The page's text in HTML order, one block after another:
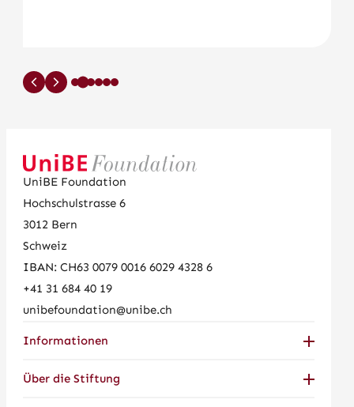
UniBE Foundation
Hochschulstrasse 6
3012 Bern
Schweiz
IBAN: CH63 0079 0016 6029 4328 6
+41 31 684 40 19
unibefoundation@unibe.ch
Informationen
Über die Stiftung